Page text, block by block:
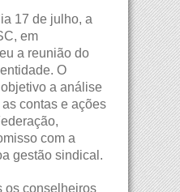
17 de julho, a
em
a reunião do
O
a análise
contas e ações
com a
gestão sindical.
os conselheiros